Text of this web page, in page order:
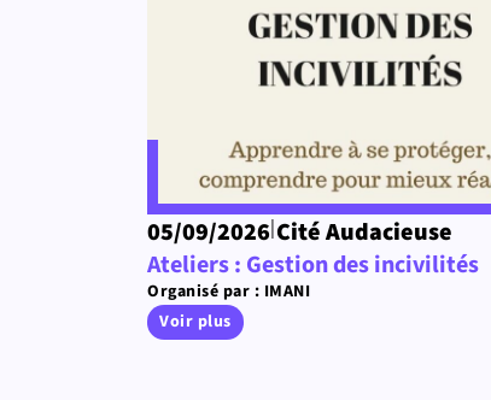
05/09/2026|Cité Audacieuse
Ateliers : Gestion des incivilités
Organisé par : IMANI
Voir plus